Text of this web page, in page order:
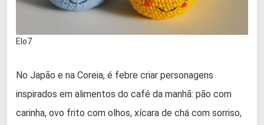
Elo7
No Japão e na Coreia, é febre criar personagens
inspirados em alimentos do café da manhã: pão com
carinha, ovo frito com olhos, xícara de chá com sorriso,